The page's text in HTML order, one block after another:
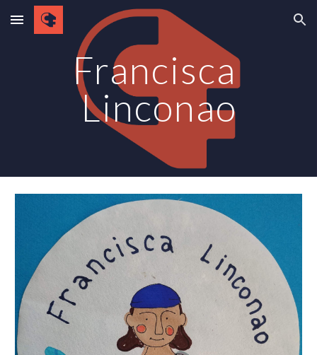
Skip to main content Skip to navigation
Francisca
Linconao